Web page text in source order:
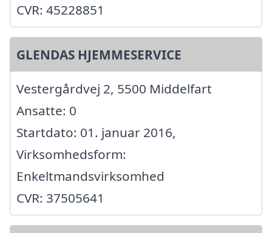
CVR: 45228851
GLENDAS HJEMMESERVICE
Vestergårdvej 2, 5500 Middelfart
Ansatte: 0
Startdato: 01. januar 2016,
Virksomhedsform:
Enkeltmandsvirksomhed
CVR: 37505641